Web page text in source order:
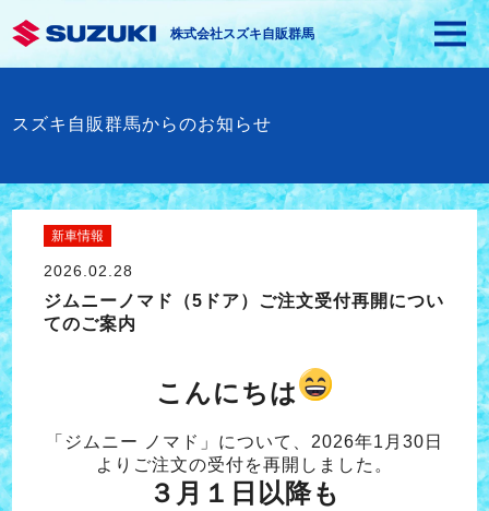
株式会社スズキ自販群馬
スズキ自販群馬からのお知らせ
新車情報
2026.02.28
ジムニーノマド（5ドア）ご注文受付再開につい
てのご案内
こんにちは
「ジムニー ノマド」について、2026年1月30日
よりご注文の受付を再開しました。
３月１日以降も